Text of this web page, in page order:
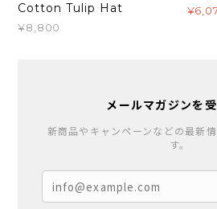
Cotton Tulip Hat
¥8,800
メールマガジンを
新商品やキャンペーンなどの最新
す。